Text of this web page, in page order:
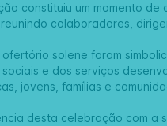
constituiu um momento
reunindo colaboradores,
ofertório solene foram
e dos serviços
jovens, famílias e
desta celebração com a